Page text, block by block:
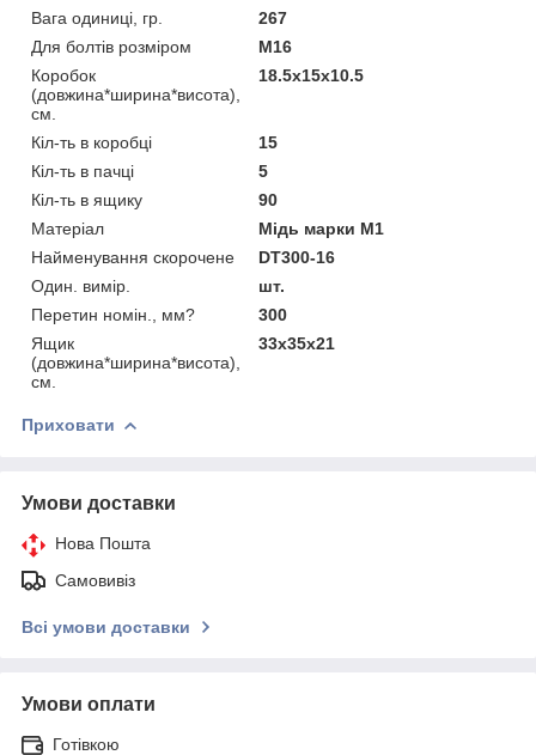
Вага одиниці, гр.
267
Для болтів розміром
М16
Коробок
(довжина*ширина*висота),
см.
18.5x15x10.5
Кіл-ть в коробці
15
Кіл-ть в пачці
5
Кіл-ть в ящику
90
Матеріал
Мідь марки М1
Найменування скорочене
DT300-16
Один. вимір.
шт.
Перетин номін., мм?
300
Ящик
(довжина*ширина*висота),
см.
33x35x21
Приховати
Умови доставки
Нова Пошта
Самовивіз
Всі умови доставки
Умови оплати
Готівкою